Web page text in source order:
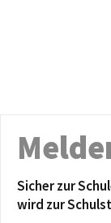
Sicher zur
wird zur